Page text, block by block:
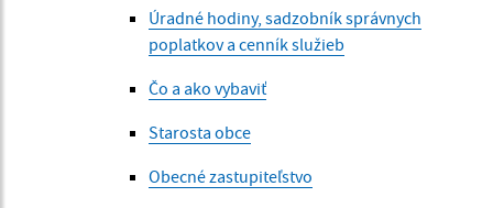
Úradné hodiny, sadzobník správnych
poplatkov a cenník služieb
Čo a ako vybaviť
Starosta obce
Obecné zastupiteľstvo